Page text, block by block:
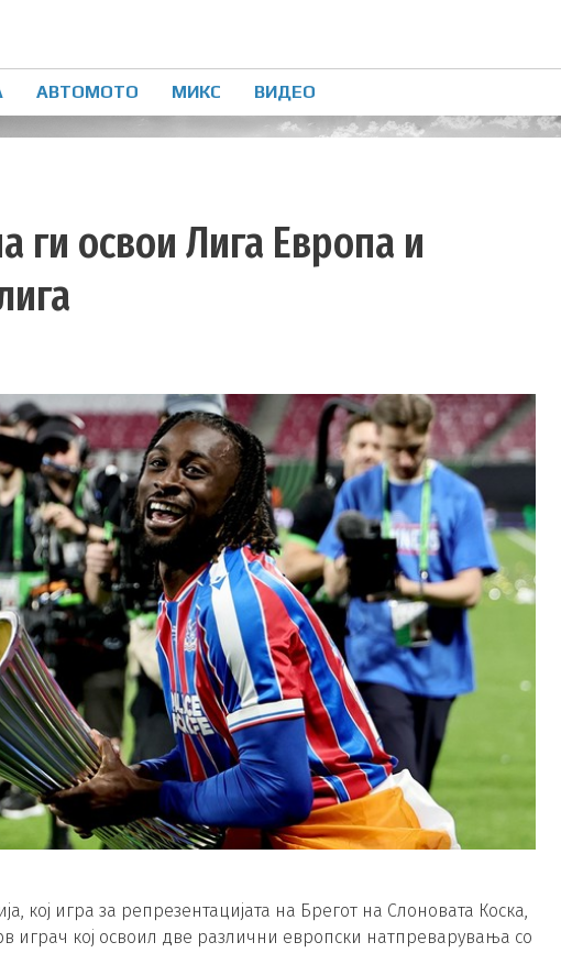
АВТОМОТО МИКС ВИДЕО
ги освои Лига Европа и
кој игра за репрезентацијата на Брегот на Слоновата Коска,
играч кој освоил две различни европски натпреварувања со